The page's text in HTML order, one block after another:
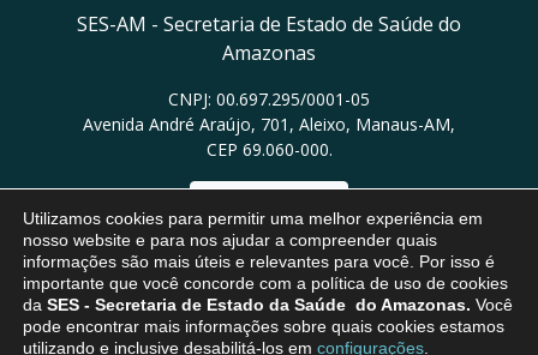
SES-AM - Secretaria de Estado de Saúde do
Amazonas
CNPJ: 00.697.295/0001-05
Avenida André Araújo, 701, Aleixo, Manaus-AM,
CEP 69.060-000.
Utilizamos cookies para permitir uma melhor experiência em
nosso website e para nos ajudar a compreender quais
informações são mais úteis e relevantes para você. Por isso é
importante que você concorde com a política de uso de cookies
da SES - Secretaria de Estado da Saúde do Amazonas. Você
pode encontrar mais informações sobre quais cookies estamos
utilizando e inclusive desabilitá-los em configurações